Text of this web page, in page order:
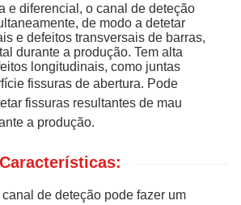
e diferencial, o canal de deteção
de modo a detetar
e defeitos transversais de barras,
durante a produção. Tem alta
longitudinais, como juntas
fissuras de abertura. Pode
fissuras resultantes de mau
a produção.
Características:
de deteção pode fazer um